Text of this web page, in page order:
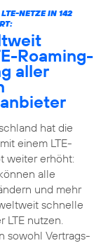
NETZE IN 142
Roaming-
aller
hat die
einem LTE-
weiter erhöht:
alle
und mehr
schnelle
LTE nutzen.
sowohl Vertrags-